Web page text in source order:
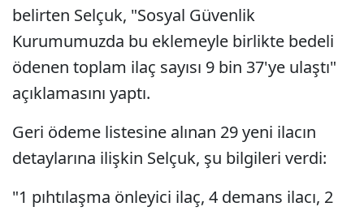
belirten Selçuk, "Sosyal Güvenlik
Kurumumuzda bu eklemeyle birlikte bedeli
ödenen toplam ilaç sayısı 9 bin 37'ye ulaştı"
açıklamasını yaptı.
Geri ödeme listesine alınan 29 yeni ilacın
detaylarına ilişkin Selçuk, şu bilgileri verdi:
"1 pıhtılaşma önleyici ilaç, 4 demans ilacı, 2